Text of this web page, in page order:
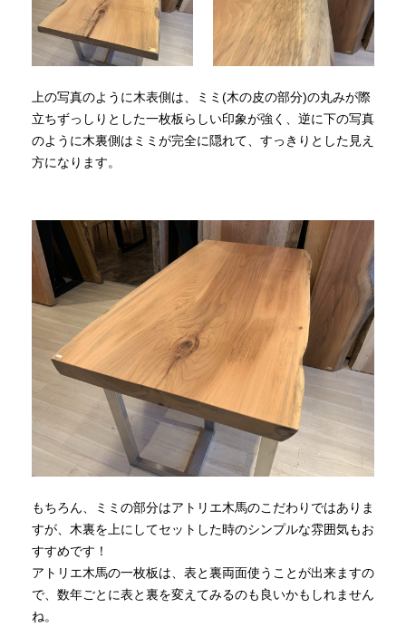
上の写真のように木表側は、ミミ(木の皮の部分)の丸みが際
立ちずっしりとした一枚板らしい印象が強く、逆に下の写真
のように木裏側はミミが完全に隠れて、すっきりとした見え
方になります。
もちろん、ミミの部分はアトリエ木馬のこだわりではありま
すが、木裏を上にしてセットした時のシンプルな雰囲気もお
すすめです！
アトリエ木馬の一枚板は、表と裏両面使うことが出来ますの
で、数年ごとに表と裏を変えてみるのも良いかもしれません
ね。